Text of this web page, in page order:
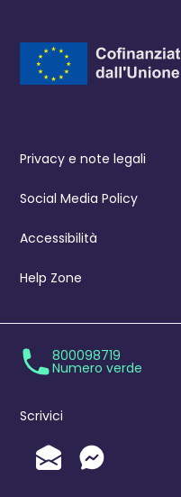
Privacy e note legali
Social Media Policy
Accessibilità
Help Zone
800098719
Numero verde
Scrivici
Invia un'Email
Messenger